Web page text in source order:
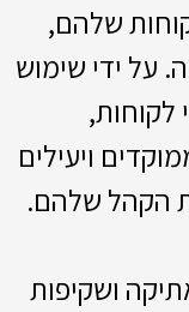
שלהם,
על ידי שימוש
לקוחות,
ויעילים
הקהל שלהם.
ושקיפות